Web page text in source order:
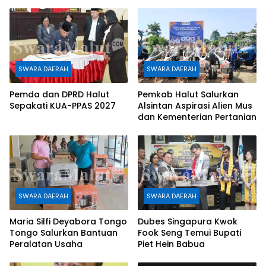
r
SWARA DAERAH
Pemda dan DPRD Halut
Sepakati KUA-PPAS 2027
SWARA DAERAH
Pemkab Halut Salurkan
Alsintan Aspirasi Alien Mus
dan Kementerian Pertanian
SWARA DAERAH
Maria Silfi Deyabora Tongo
Tongo Salurkan Bantuan
Peralatan Usaha
SWARA DAERAH
Dubes Singapura Kwok
Fook Seng Temui Bupati
Piet Hein Babua